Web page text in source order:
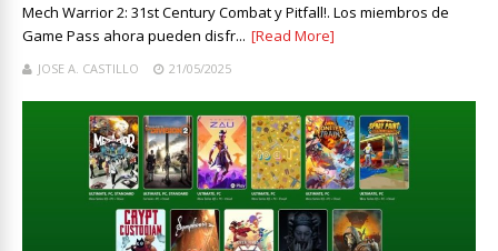
Mech Warrior 2: 31st Century Combat y Pitfall!. Los miembros de
Game Pass ahora pueden disfr... [Read More]
JOSE A. CASTILLO 21/05/2025